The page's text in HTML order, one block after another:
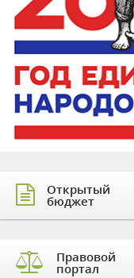
Открытый
бюджет
Правовой
портал